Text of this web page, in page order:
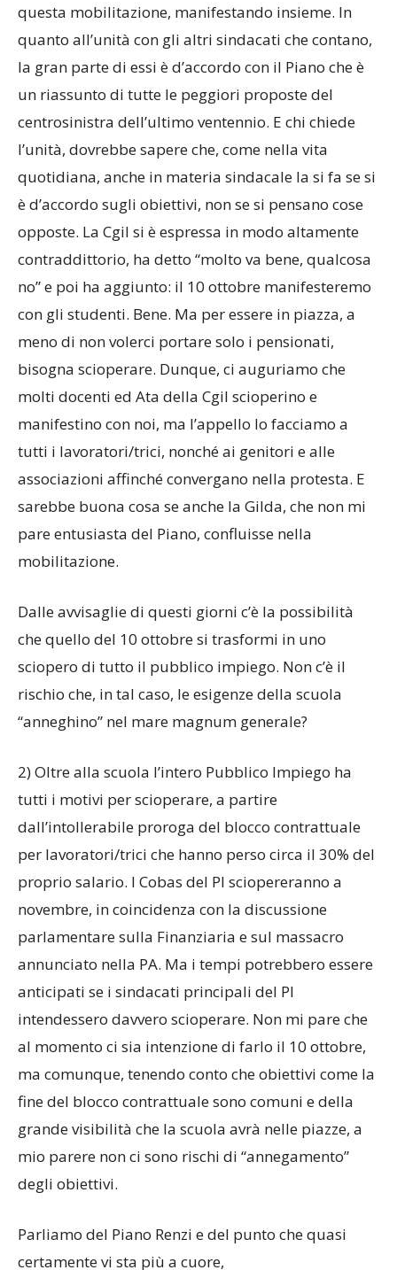
questa mobilitazione, manifestando insieme. In
quanto all’unità con gli altri sindacati che contano,
la gran parte di essi è d’accordo con il Piano che è
un riassunto di tutte le peggiori proposte del
centrosinistra dell’ultimo ventennio. E chi chiede
l’unità, dovrebbe sapere che, come nella vita
quotidiana, anche in materia sindacale la si fa se si
è d’accordo sugli obiettivi, non se si pensano cose
opposte. La Cgil si è espressa in modo altamente
contraddittorio, ha detto “molto va bene, qualcosa
no” e poi ha aggiunto: il 10 ottobre manifesteremo
con gli studenti. Bene. Ma per essere in piazza, a
meno di non volerci portare solo i pensionati,
bisogna scioperare. Dunque, ci auguriamo che
molti docenti ed Ata della Cgil scioperino e
manifestino con noi, ma l’appello lo facciamo a
tutti i lavoratori/trici, nonché ai genitori e alle
associazioni affinché convergano nella protesta. E
sarebbe buona cosa se anche la Gilda, che non mi
pare entusiasta del Piano, confluisse nella
mobilitazione.
Dalle avvisaglie di questi giorni c’è la possibilità
che quello del 10 ottobre si trasformi in uno
sciopero di tutto il pubblico impiego. Non c’è il
rischio che, in tal caso, le esigenze della scuola
“anneghino” nel mare magnum generale?
2) Oltre alla scuola l’intero Pubblico Impiego ha
tutti i motivi per scioperare, a partire
dall’intollerabile proroga del blocco contrattuale
per lavoratori/trici che hanno perso circa il 30% del
proprio salario. I Cobas del PI sciopereranno a
novembre, in coincidenza con la discussione
parlamentare sulla Finanziaria e sul massacro
annunciato nella PA. Ma i tempi potrebbero essere
anticipati se i sindacati principali del PI
intendessero davvero scioperare. Non mi pare che
al momento ci sia intenzione di farlo il 10 ottobre,
ma comunque, tenendo conto che obiettivi come la
fine del blocco contrattuale sono comuni e della
grande visibilità che la scuola avrà nelle piazze, a
mio parere non ci sono rischi di “annegamento”
degli obiettivi.
Parliamo del Piano Renzi e del punto che quasi
certamente vi sta più a cuore,